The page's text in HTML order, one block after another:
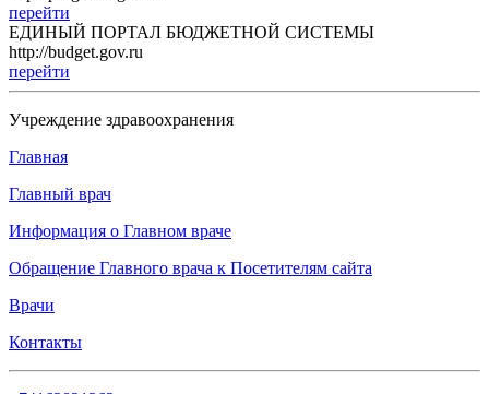
перейти
ЕДИНЫЙ ПОРТАЛ БЮДЖЕТНОЙ СИСТЕМЫ
http://budget.gov.ru
перейти
Учреждение здравоохранения
Главная
Главный врач
Информация о Главном враче
Обращение Главного врача к Посетителям сайта
Врачи
Контакты